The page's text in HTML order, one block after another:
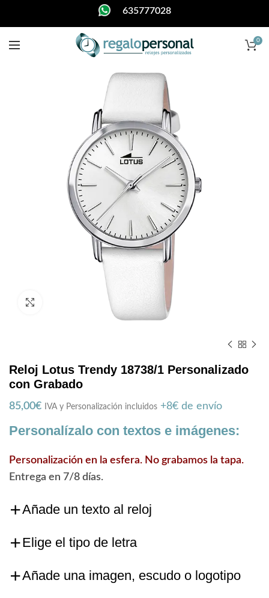
635777028
0
Reloj Lotus Trendy 18738/1 Personalizado
con Grabado
85,00€ IVA y Personalización incluidos +8€ de envío
Personalízalo con textos e imágenes:
Personalización en la esfera. No grabamos la tapa.
Entrega en 7/8 días.
Añade un texto al reloj
Elige el tipo de letra
Añade una imagen, escudo o logotipo